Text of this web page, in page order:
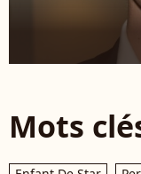
Mots